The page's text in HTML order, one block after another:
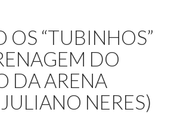
OS “TUBINHOS”
DO
DA ARENA
NERES)